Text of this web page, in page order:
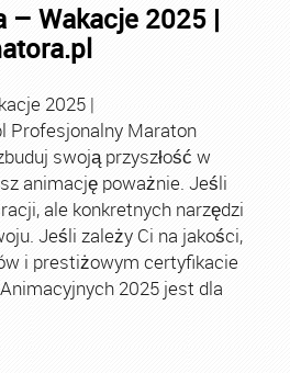
– Wakacje 2025 |
2025 |
Profesjonalny Maraton
swoją przyszłość w
animację poważnie. Jeśli
ale konkretnych narzędzi
Jeśli zależy Ci na jakości,
i prestiżowym certyfikacie
2025 jest dla